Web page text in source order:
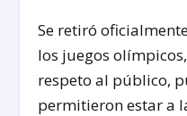
Se retiró
los juegos
respeto al público,
permitieron estar a